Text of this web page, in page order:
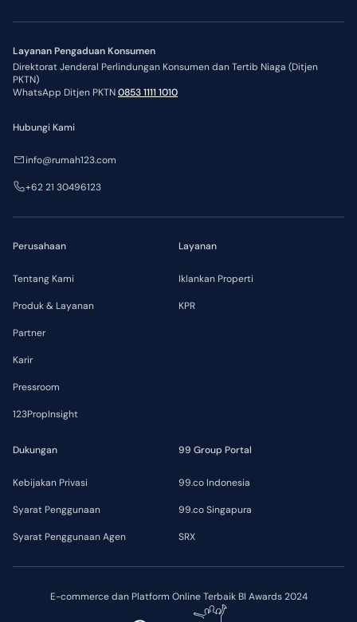
Layanan Pengaduan Konsumen
Direktorat Jenderal Perlindungan Konsumen dan Tertib Niaga (Ditjen
PKTN)
WhatsApp Ditjen PKTN0853 1111 1010
E-commerce dan Platform Online Terbaik BI Awards 2024
Perusahaan
Tentang Kami
Produk & Layanan
Partner
Karir
Pressroom
123PropInsight
Layanan
Iklankan Properti
KPR
Dukungan
Kebijakan Privasi
Syarat Penggunaan
Syarat Penggunaan Agen
99 Group Portal
99.co Indonesia
99.co Singapura
SRX
Hubungi Kami
info@rumah123.com
+62 21 30496123